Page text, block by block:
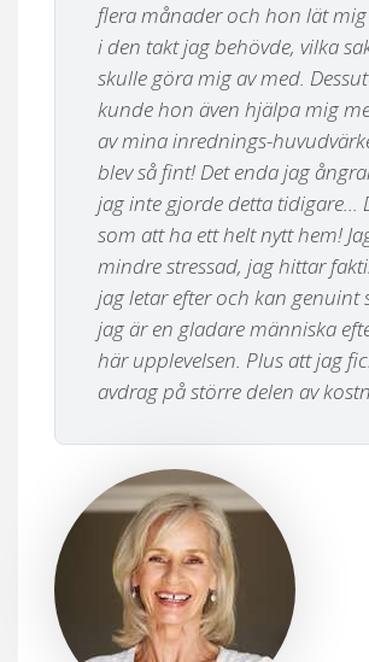
flera månader och hon lät
i den takt jag behövde, vilka
skulle göra mig av med.
kunde hon även hjälpa mig
av mina inrednings-
blev så fint! Det enda jag
jag inte gjorde detta tidigare...
som att ha ett helt nytt hem!
mindre stressad, jag hittar
jag letar efter och kan genuint
jag är en gladare människa
här upplevelsen. Plus att jag
avdrag på större delen av